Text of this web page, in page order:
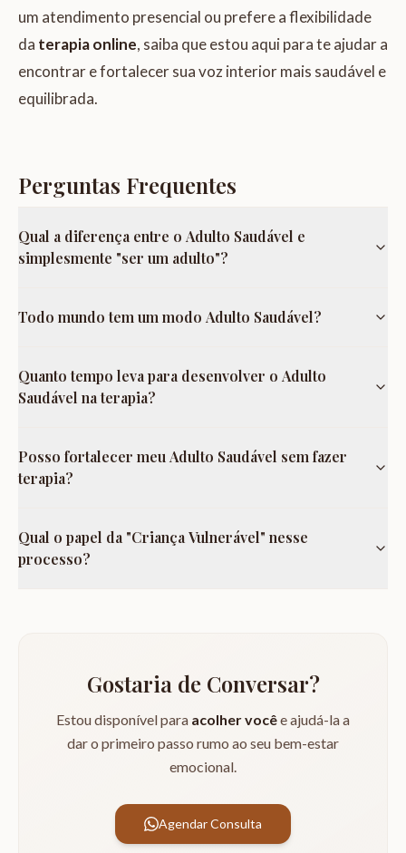
um atendimento presencial ou prefere a flexibilidade
da terapia online, saiba que estou aqui para te ajudar a
encontrar e fortalecer sua voz interior mais saudável e
equilibrada.
Perguntas Frequentes
Qual a diferença entre o Adulto Saudável e
simplesmente "ser um adulto"?
Todo mundo tem um modo Adulto Saudável?
Quanto tempo leva para desenvolver o Adulto
Saudável na terapia?
Posso fortalecer meu Adulto Saudável sem fazer
terapia?
Qual o papel da "Criança Vulnerável" nesse
processo?
Gostaria de Conversar?
Estou disponível para acolher vocêe ajudá-la a
dar o primeiro passo rumo ao seu bem-estar
emocional.
Agendar Consulta